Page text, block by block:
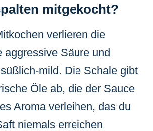
mitgekocht?
verlieren die
aggressive Säure und
mild. Die Schale gibt
Öle ab, die der Sauce
Aroma verleihen, das du
niemals erreichen